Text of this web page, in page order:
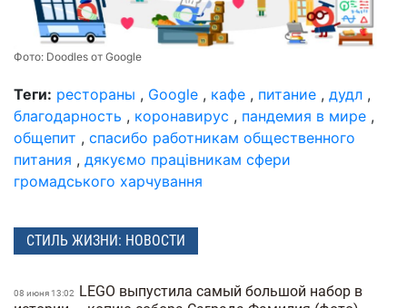
Фото: Doodles от Google
Теги: рестораны , Google , кафе , питание , дудл ,
благодарность , коронавирус , пандемия в мире ,
общепит , спасибо работникам общественного
питания , дякуємо працівникам сфери
громадського харчування
СТИЛЬ ЖИЗНИ: НОВОСТИ
08 июня 13:02
LEGO выпустила самый большой набор в